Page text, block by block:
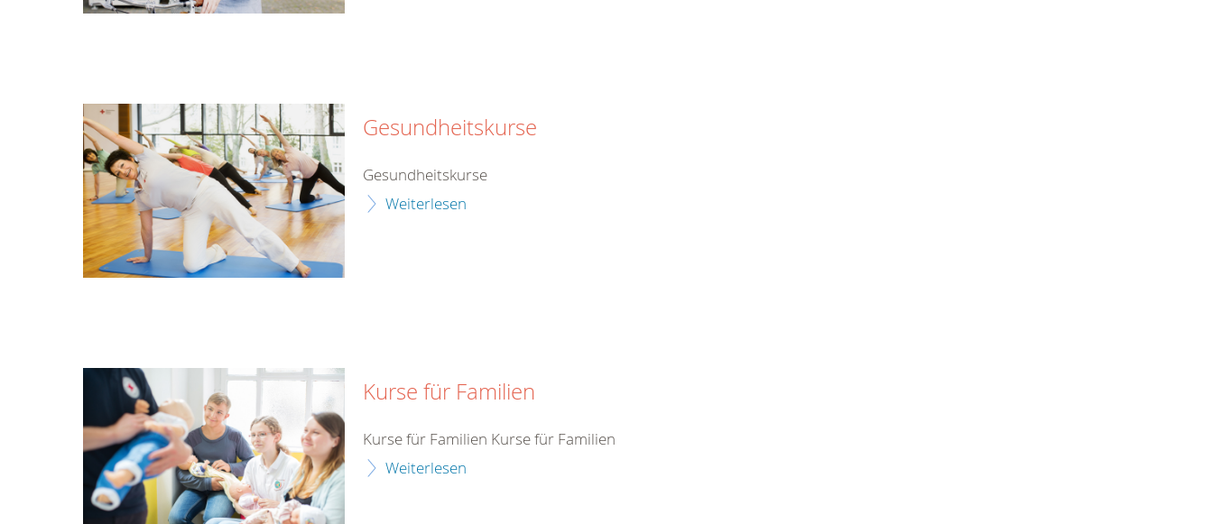
Gesundheitskurse
Gesundheitskurse
Weiterlesen
Kurse für Familien
Kurse für Familien Kurse für Familien
Weiterlesen